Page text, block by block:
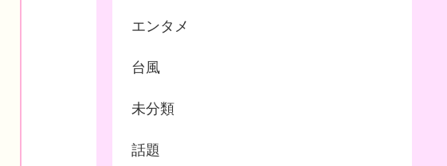
エンタメ
台風
未分類
話題